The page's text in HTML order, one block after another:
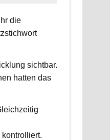
die
sichtbar.
hatten das